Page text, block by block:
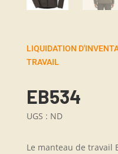
LIQUIDATION
TRAVAIL
EB534
UGS : ND
Le manteau de travail